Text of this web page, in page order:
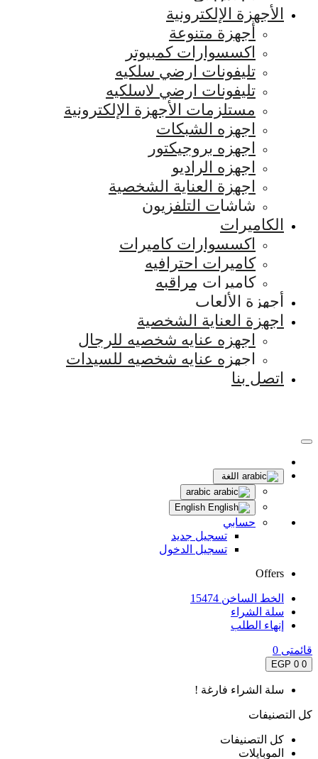
الأجهزة الإلكترونية
أجهزة متنوعة
اكسسوارات كمبيوتر
تليفونات ارضي سلكيه
تليفونات ارضي لاسلكيه
مستلزمات الأجهزة الإلكترونية
اجهزه الشبكات
اجهزه بروجيكتور
اجهزه الراديو
اجهزة العناية الشخصية
شاشات التلفزيون
الكاميرات
اكسسوارات كاميرات
كاميرات احترافيه
كاميرات مراقبه
أجهزة الألعاب
اجهزة العناية الشخصية
اجهزه عنايه شخصيه للرجال
اجهزه عنايه شخصيه للسيدات
اتصل بنا
اللغة
حسابي
تسجيل جديد
تسجيل الدخول
Offers
الخط الساخن 15474
سلة الشراء
إنهاء الطلب
قائمتى 0
0
0 EGP
سلة الشراء فارغة !
كل التصنيفات
كل التصنيفات
الموبايلات